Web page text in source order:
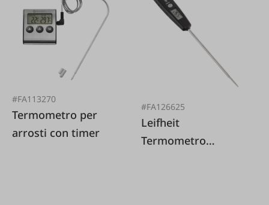
#FA113270
Termometro per
arrosti con timer
#FA126625
Leifheit
Termometro